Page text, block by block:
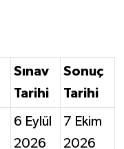
Sınav
Tarihi
Sonuç
Tarihi
6 Eylül
2026
7 Ekim
2026